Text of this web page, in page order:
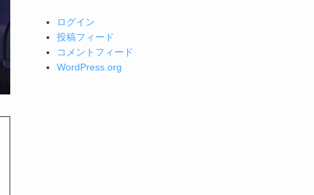
ログイン
投稿フィード
コメントフィード
WordPress.org